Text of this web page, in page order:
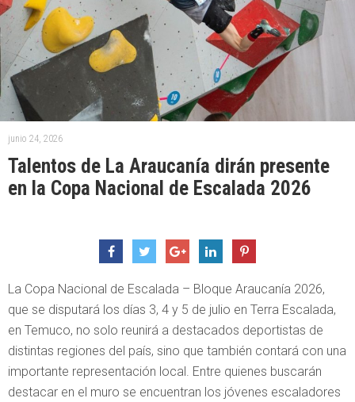
junio 24, 2026
Talentos de La Araucanía dirán presente
en la Copa Nacional de Escalada 2026
La Copa Nacional de Escalada – Bloque Araucanía 2026,
que se disputará los días 3, 4 y 5 de julio en Terra Escalada,
en Temuco, no solo reunirá a destacados deportistas de
distintas regiones del país, sino que también contará con una
importante representación local. Entre quienes buscarán
destacar en el muro se encuentran los jóvenes escaladores